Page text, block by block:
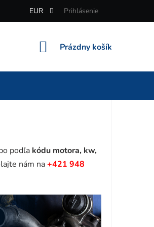
EUR Prihlásenie
NÁKUPNÝ
Prázdny košík
podľa kódu motora, kw,
nám na+421 948